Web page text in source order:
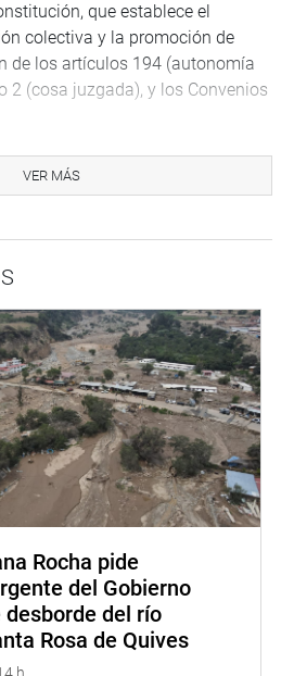
que establece el
colectiva y la promoción de
de los artículos 194 (autonomía
2 (cosa juzgada), y los Convenios
en que no se cumple sentencia
del año 2015
públicos.
dijo: “Los 4 PL de
CCR. Se consultará remisión. Hay
contra el DU 14-
paralelo al del Congreso, se
el artículo 135 de la
que este Congreso, después del
los decretos de urgencia.
ocasiones que debe remitir con
ser polémicos. Se reiterará al
Trabajo que priorice y envíe a la
VER MÁS
Rocha pide
del Gobierno
del río
Rosa de Quives